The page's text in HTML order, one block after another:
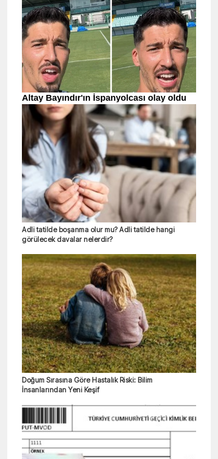
Adli tatilde boşanma olur mu? Adli tatilde hangi
görülecek davalar nelerdir?
Doğum Sırasına Göre Hastalık Riski: Bilim
İnsanlarından Yeni Keşif